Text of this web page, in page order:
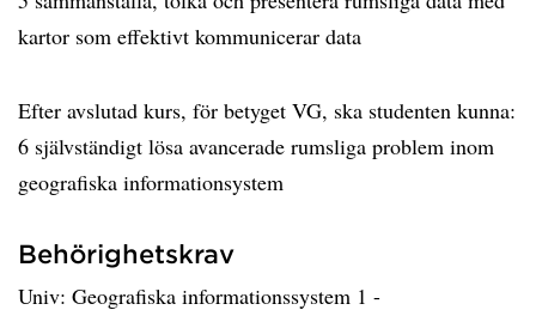
kartor som effektivt kommunicerar data
Efter avslutad kurs, för betyget VG, ska studenten kunna:
6 självständigt lösa avancerade rumsliga problem inom
geografiska informationsystem
Behörighetskrav
Univ: Geografiska informationssystem 1 -